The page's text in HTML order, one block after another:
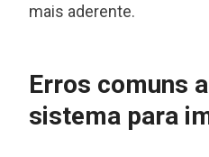
mais aderente.
Erros comuns
sistema para